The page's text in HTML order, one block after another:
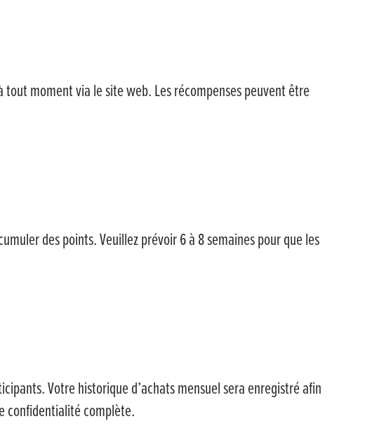
moment via le site web. Les récompenses peuvent être
des points. Veuillez prévoir 6 à 8 semaines pour que les
Votre historique d’achats mensuel sera enregistré afin
confidentialité complète.